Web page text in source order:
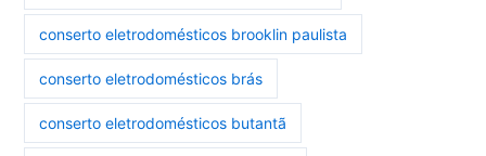
conserto eletrodomésticos brooklin paulista
conserto eletrodomésticos brás
conserto eletrodomésticos butantã